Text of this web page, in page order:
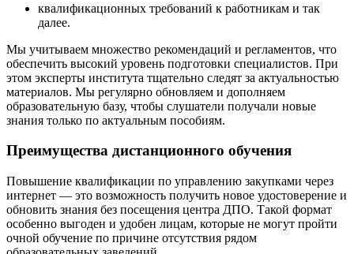
квалификационных требований к работникам и так
далее.
Мы учитываем множество рекомендаций и регламентов, что
обеспечить высокий уровень подготовки специалистов. При
этом эксперты института тщательно следят за актуальностью
материалов. Мы регулярно обновляем и дополняем
образовательную базу, чтобы слушатели получали новые
знания только по актуальным пособиям.
Преимущества дистанционного обучения
Повышение квалификации по управлению закупками через
интернет — это возможность получить новое удостоверение и
обновить знания без посещения центра ДПО. Такой формат
особенно выгоден и удобен лицам, которые не могут пройти
очной обучение по причине отсутствия рядом